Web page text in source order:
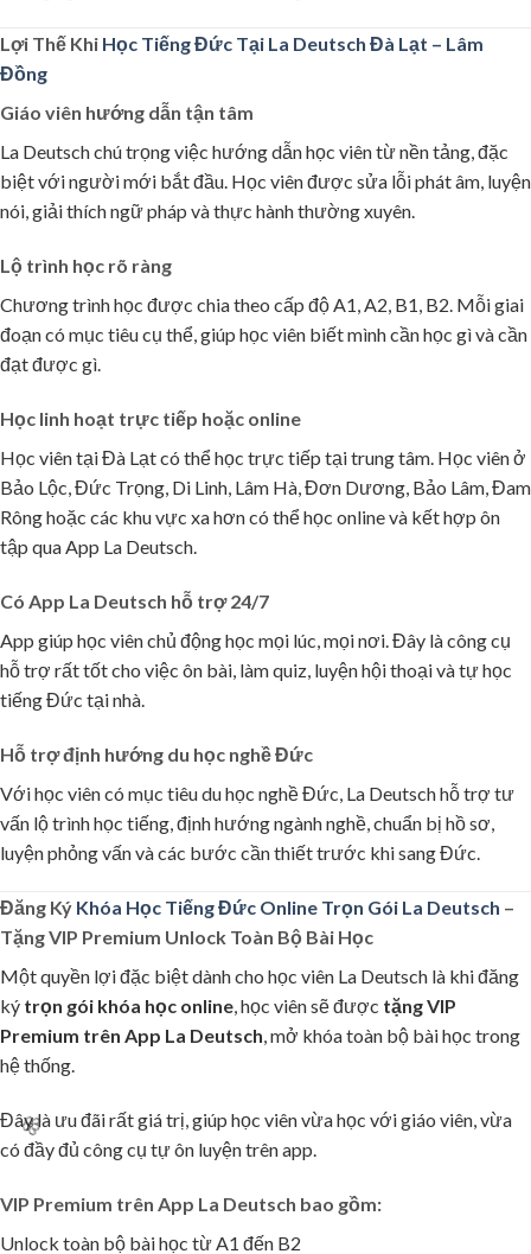
Lợi Thế Khi Học Tiếng Đức Tại La Deutsch Đà Lạt – Lâm
Đồng
Giáo viên hướng dẫn tận tâm
La Deutsch chú trọng việc hướng dẫn học viên từ nền tảng, đặc
biệt với người mới bắt đầu. Học viên được sửa lỗi phát âm, luyện
nói, giải thích ngữ pháp và thực hành thường xuyên.
Lộ trình học rõ ràng
Chương trình học được chia theo cấp độ A1, A2, B1, B2. Mỗi giai
đoạn có mục tiêu cụ thể, giúp học viên biết mình cần học gì và cần
đạt được gì.
Học linh hoạt trực tiếp hoặc online
Học viên tại Đà Lạt có thể học trực tiếp tại trung tâm. Học viên ở
Bảo Lộc, Đức Trọng, Di Linh, Lâm Hà, Đơn Dương, Bảo Lâm, Đam
Rông hoặc các khu vực xa hơn có thể học online và kết hợp ôn
tập qua App La Deutsch.
Có App La Deutsch hỗ trợ 24/7
App giúp học viên chủ động học mọi lúc, mọi nơi. Đây là công cụ
hỗ trợ rất tốt cho việc ôn bài, làm quiz, luyện hội thoại và tự học
tiếng Đức tại nhà.
Hỗ trợ định hướng du học nghề Đức
Với học viên có mục tiêu du học nghề Đức, La Deutsch hỗ trợ tư
vấn lộ trình học tiếng, định hướng ngành nghề, chuẩn bị hồ sơ,
luyện phỏng vấn và các bước cần thiết trước khi sang Đức.
Đăng Ký Khóa Học Tiếng Đức Online Trọn Gói La Deutsch –
Tặng VIP Premium Unlock Toàn Bộ Bài Học
Một quyền lợi đặc biệt dành cho học viên La Deutsch là khi đăng
ký trọn gói khóa học online, học viên sẽ được tặng VIP
Premium trên App La Deutsch, mở khóa toàn bộ bài học trong
hệ thống.
Đây là ưu đãi rất giá trị, giúp học viên vừa học với giáo viên, vừa
có đầy đủ công cụ tự ôn luyện trên app.
VIP Premium trên App La Deutsch bao gồm:
Unlock toàn bộ bài học từ A1 đến B2